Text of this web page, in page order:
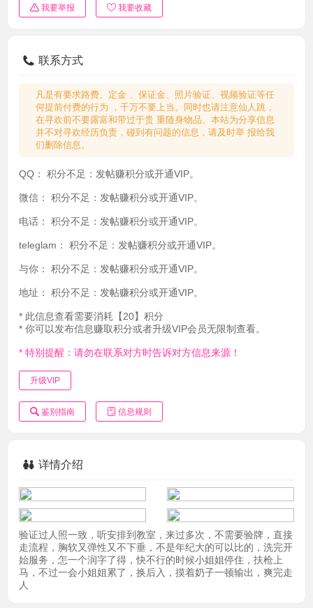
我要举报 我要收藏
联系方式
凡是有要求路费、定金 、保证金、照片验证、视频验证等任
何提前付费的行为 ，千万不要上当。同时也请注意仙人跳，
在寻欢前不要露富和带过于贵 重随身物品。本站为分享信息
并不对寻欢经历负责，碰到有问题的信息，请及时举 报给我
们删除信息。
QQ： 积分不足：发帖赚积分或开通VIP。
微信： 积分不足：发帖赚积分或开通VIP。
电话： 积分不足：发帖赚积分或开通VIP。
teleglam： 积分不足：发帖赚积分或开通VIP。
与你： 积分不足：发帖赚积分或开通VIP。
地址： 积分不足：发帖赚积分或开通VIP。
* 此信息查看需要消耗【20】积分
* 你可以发布信息赚取积分或者升级VIP会员无限制查看。
* 特别提醒：请勿在联系对方时告诉对方信息来源！
升级VIP
鉴别指南 信息规则
详情介绍
验证过人照一致，听安排到教室，来过多次，不需要验牌，直接
走流程，胸软又弹性又不下垂，不是年纪大的可以比的，洗完开
始服务，怎一个润字了得，快不行的时候小姐姐停住，扶枪上
马，不过一会小姐姐累了，换后入，摸着奶子一顿输出，爽完走
人